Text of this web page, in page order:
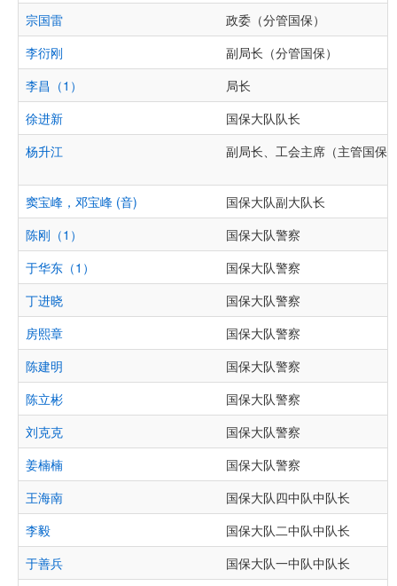
宗国雷
政委（分管国保）
李衍刚
副局长（分管国保）
李昌（1）
局长
徐进新
国保大队队长
杨升江
副局长、工会主席（主管国保
窦宝峰，邓宝峰 (音)
国保大队副大队长
陈刚（1）
国保大队警察
于华东（1）
国保大队警察
丁进晓
国保大队警察
房熙章
国保大队警察
陈建明
国保大队警察
陈立彬
国保大队警察
刘克克
国保大队警察
姜楠楠
国保大队警察
王海南
国保大队四中队中队长
李毅
国保大队二中队中队长
于善兵
国保大队一中队中队长